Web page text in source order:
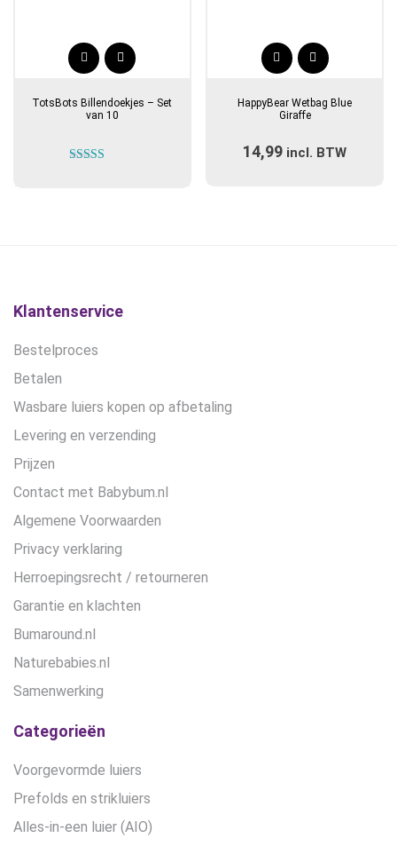
TotsBots Billendoekjes – Set
van 10
HappyBear Wetbag Blue
Giraffe
14,99 incl. BTW
Klantenservice
Bestelproces
Betalen
Wasbare luiers kopen op afbetaling
Levering en verzending
Prijzen
Contact met Babybum.nl
Algemene Voorwaarden
Privacy verklaring
Herroepingsrecht / retourneren
Garantie en klachten
Bumaround.nl
Naturebabies.nl
Samenwerking
Categorieën
Voorgevormde luiers
Prefolds en strikluiers
Alles-in-een luier (AIO)